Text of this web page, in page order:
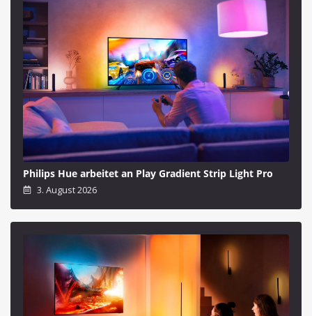
Philips Hue arbeitet an Play Gradient Strip Light Pro
3. August 2026